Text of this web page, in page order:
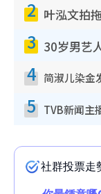
2
3
4
5